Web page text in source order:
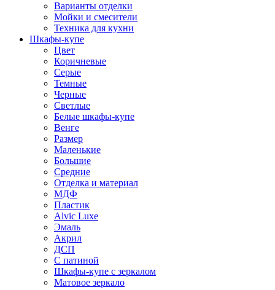
Варианты отделки
Мойки и смесители
Техника для кухни
Шкафы-купе
Цвет
Коричневые
Серые
Темные
Черные
Светлые
Белые шкафы-купе
Венге
Размер
Маленькие
Большие
Средние
Отделка и материал
МДФ
Пластик
Alvic Luxe
Эмаль
Акрил
ДСП
С патиной
Шкафы-купе с зеркалом
Матовое зеркало